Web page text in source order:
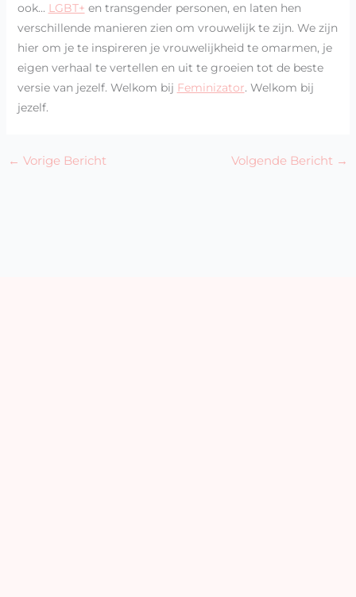
ook... LGBT+ en transgender personen, en laten hen
verschillende manieren zien om vrouwelijk te zijn. We zijn
hier om je te inspireren je vrouwelijkheid te omarmen, je
eigen verhaal te vertellen en uit te groeien tot de beste
versie van jezelf. Welkom bij Feminizator. Welkom bij
jezelf.
← Vorige Bericht Volgende Bericht →